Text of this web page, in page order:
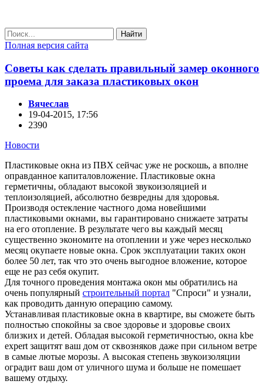
Найти
Полная версия сайта
Советы как сделать правильный замер оконного
проема для заказа пластиковых окон
Вячеслав
19-04-2015, 17:56
2390
Новости
Пластиковые окна из ПВХ сейчас уже не роскошь, а вполне
оправданное капиталовложение. Пластиковые окна
герметичны, обладают высокой звукоизоляцией и
теплоизоляцией, абсолютно безвредны для здоровья.
Производя остекление частного дома новейшими
пластиковыми окнами, вы гарантировано снижаете затраты
на его отопление. В результате чего вы каждый месяц
существенно экономите на отоплении и уже через несколько
месяц окупаете новые окна. Срок эксплуатации таких окон
более 50 лет, так что это очень выгодное вложение, которое
еще не раз себя окупит.
Для точного проведения монтажа окон мы обратились на
очень популярный строительный портал "Спроси" и узнали,
как проводить данную операцию самому.
Устанавливая пластиковые окна в квартире, вы сможете быть
полностью спокойны за свое здоровье и здоровье своих
близких и детей. Обладая высокой герметичностью, окна kbe
expert защитят ваш дом от сквозняков даже при сильном ветре
в самые лютые морозы. А высокая степень звукоизоляции
оградит ваш дом от уличного шума и больше не помешает
вашему отдыху.